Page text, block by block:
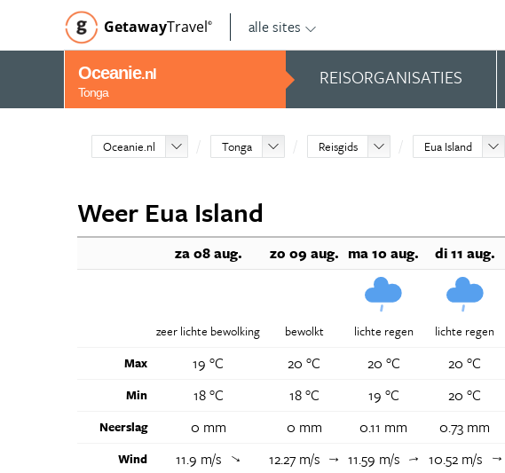
GetawayTravel© alle sites
Oceanie.nl
Tonga
REISORGANISATIES
Oceanie.nl Tonga Reisgids Eua Island
Weer Eua Island
za 08 aug. zo 09 aug. ma 10 aug. di 11 aug.
zeer lichte bewolking bewolkt lichte regen lichte regen
Max
19 °C 20 °C 20 °C 20 °C
Min 18 °C 18 °C 19 °C 20 °C
Neerslag 0 mm 0 mm 0.11 mm 0.73 mm
Wind 11.9 m/s ↑ 12.27 m/s ↑ 11.59 m/s ↑ 10.52 m/s ↑